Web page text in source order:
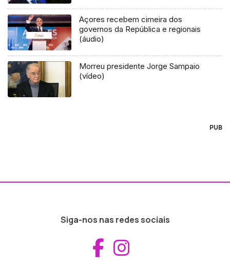
Açores recebem cimeira dos
governos da República e regionais
(áudio)
Morreu presidente Jorge Sampaio
(vídeo)
PUB
Siga-nos nas redes sociais
Aceder ao